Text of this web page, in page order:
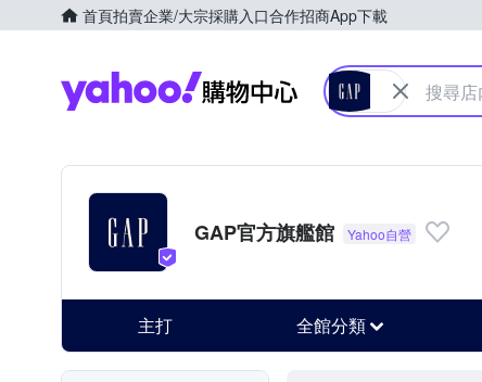
首頁拍賣企業/大宗採購入口合作招商App下載
Yahoo購物中心
GAP官方旗艦館
主打 全館分類